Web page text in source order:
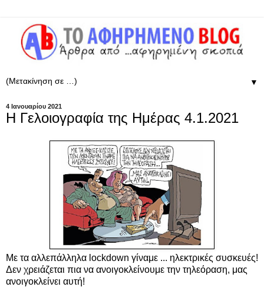
▼
4 Ιανουαρίου 2021
Η Γελοιογραφία της Ημέρας 4.1.2021
Με τα αλλεπάλληλα lockdown γίναμε ... ηλεκτρικές συσκευές!
Δεν χρειάζεται πια να ανοιγοκλείνουμε την τηλεόραση, μας
ανοιγοκλείνει αυτή!